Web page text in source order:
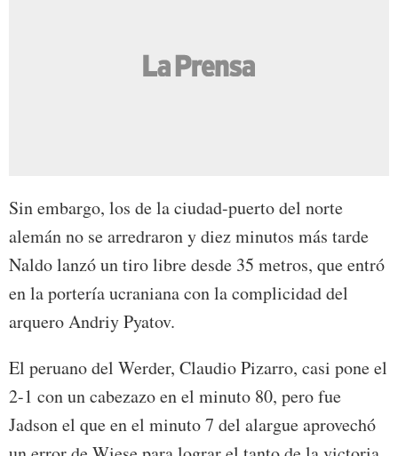
Sin embargo, los de la ciudad-puerto del norte
alemán no se arredraron y diez minutos más tarde
Naldo lanzó un tiro libre desde 35 metros, que entró
en la portería ucraniana con la complicidad del
arquero Andriy Pyatov.
El peruano del Werder, Claudio Pizarro, casi pone el
2-1 con un cabezazo en el minuto 80, pero fue
Jadson el que en el minuto 7 del alargue aprovechó